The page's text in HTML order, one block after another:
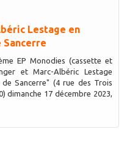
Lestage en
Sancerre
EP Monodies (cassette et
et Marc-Albéric Lestage
Sancerre" (4 rue des Trois
dimanche 17 décembre 2023,